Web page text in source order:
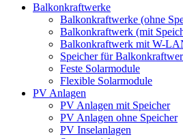
Balkonkraftwerke
Balkonkraftwerke (ohne
Balkonkraftwerk (mit
Balkonkraftwerk mit W-
Speicher für
Feste Solarmodule
Flexible Solarmodule
PV Anlagen
PV Anlagen mit Speicher
PV Anlagen ohne Speicher
PV Inselanlagen